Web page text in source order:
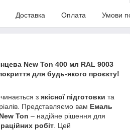
Доставка Оплата Умови
New Ton 400 мл RAL 9003
для будь-якого проєкту!
з якісної підготовки та
Представляємо вам Емаль
Ton – надійне рішення для
робіт . Цей